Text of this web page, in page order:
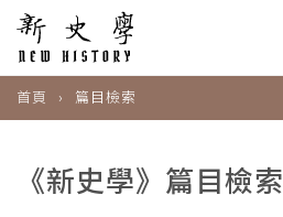
首頁 篇目檢索
《新史學》篇目檢索